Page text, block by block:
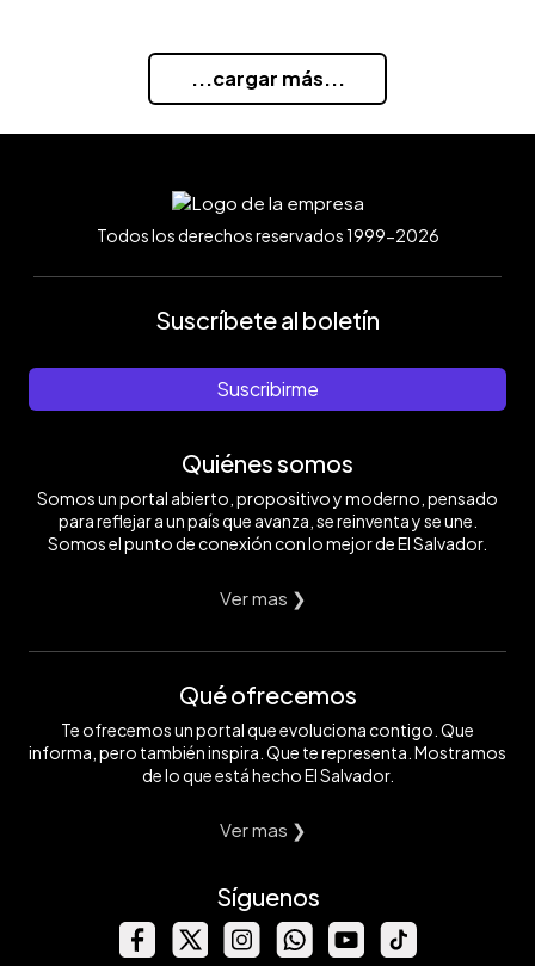
...cargar más...
Todos los derechos reservados 1999-2026
Suscríbete al boletín
Suscribirme
Quiénes somos
Somos un portal abierto, propositivo y moderno, pensado
para reflejar a un país que avanza, se reinventa y se une.
Somos el punto de conexión con lo mejor de El Salvador.
Ver mas ❯
Qué ofrecemos
Te ofrecemos un portal que evoluciona contigo. Que
informa, pero también inspira. Que te representa. Mostramos
de lo que está hecho El Salvador.
Ver mas ❯
Síguenos